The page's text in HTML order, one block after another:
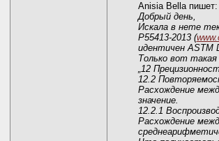
Anisia Bella пишет:
Добрый день,
Искала в нете
Р55413-2013 (
идентичен ASTM
Только вот
„12
12.2
Расхождение
значение.
12.2.1
Расхождение